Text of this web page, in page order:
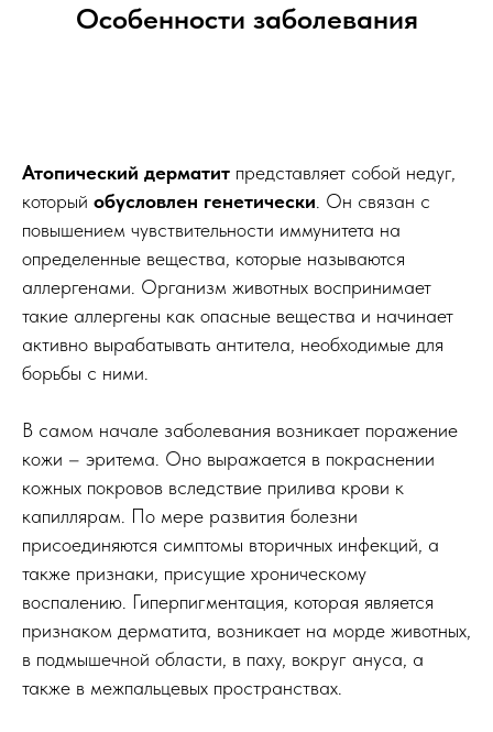
Особенности заболевания
Атопический дерматит представляет собой недуг,
который обусловлен генетически . Он связан с
повышением чувствительности иммунитета на
определенные вещества, которые называются
аллергенами. Организм животных воспринимает
такие аллергены как опасные вещества и начинает
активно вырабатывать антитела, необходимые для
борьбы с ними.
В самом начале заболевания возникает поражение
кожи – эритема. Оно выражается в покраснении
кожных покровов вследствие прилива крови к
капиллярам. По мере развития болезни
присоединяются симптомы вторичных инфекций, а
также признаки, присущие хроническому
воспалению. Гиперпигментация, которая является
признаком дерматита, возникает на морде животных,
в подмышечной области, в паху, вокруг ануса, а
также в межпальцевых пространствах.